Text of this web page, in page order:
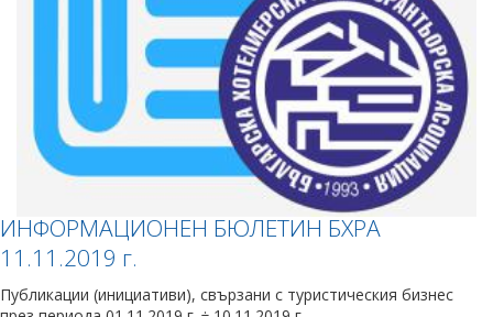
ИНФОРМАЦИОНЕН БЮЛЕТИН БХРА
11.11.2019 г.
Публикации (инициативи), свързани с туристическия бизнес